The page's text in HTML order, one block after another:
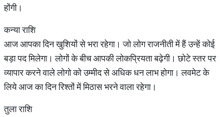
होंगी।
कन्या राशि
आज आपका दिन खुशियों से भरा रहेगा। जो लोग राजनीती में हैं उन्हें कोई
बड़ा पद मिलेगा। लोगों के बीच आपकी लोकप्रियता बढ़ेगी। छोटे स्तर पर
व्यापार करने वाले लोगो को उम्मीद से अधिक धन लाभ होगा। लवमेट के
लिये आज का दिन रिश्तों में मिठास भरने वाला रहेगा।
तुला राशि